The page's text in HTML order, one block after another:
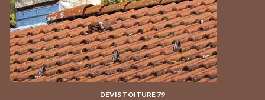
DEVIS TOITURE 79